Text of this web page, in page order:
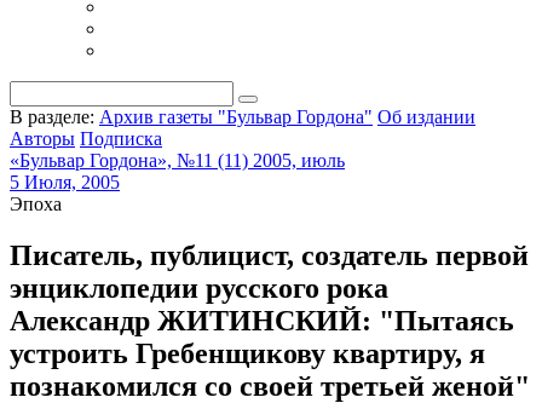
В разделе: Архив газеты "Бульвар Гордона" Об издании
Авторы Подписка
«Бульвар Гордона», №11 (11) 2005, июль
5 Июля, 2005
Эпоха
Писатель, публицист, создатель первой
энциклопедии русского рока
Александр ЖИТИНСКИЙ: "Пытаясь
устроить Гребенщикову квартиру, я
познакомился со своей третьей женой"